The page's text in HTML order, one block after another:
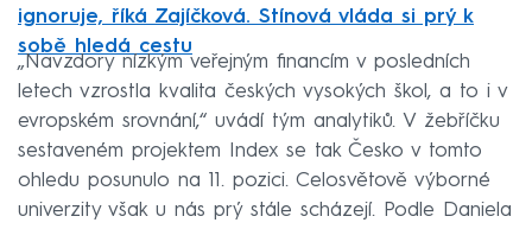
ignoruje, říká Zajíčková. Stínová vláda si prý k
sobě hledá cestu
„Navzdory nízkým veřejným financím v posledních
letech vzrostla kvalita českých vysokých škol, a to i v
evropském srovnání,“ uvádí tým analytiků. V žebříčku
sestaveném projektem Index se tak Česko v tomto
ohledu posunulo na 11. pozici. Celosvětově výborné
univerzity však u nás prý stále scházejí. Podle Daniela